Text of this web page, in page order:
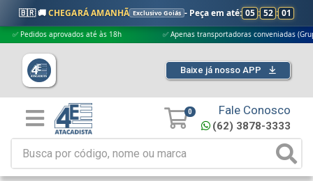
🇧🇷 🚚CHEGARÁ AMANHÃ Exclusivo Goiás - Peça em até: 05 : 52 : 00
aprovados até às 18h ✅ Apenas transportadoras conveniadas (Grupo G5)
Baixe já nosso APP
0 Fale Conosco
(62) 3878-3333